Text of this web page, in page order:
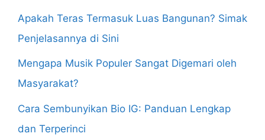
Apakah Teras Termasuk Luas Bangunan? Simak
Penjelasannya di Sini
Mengapa Musik Populer Sangat Digemari oleh
Masyarakat?
Cara Sembunyikan Bio IG: Panduan Lengkap
dan Terperinci